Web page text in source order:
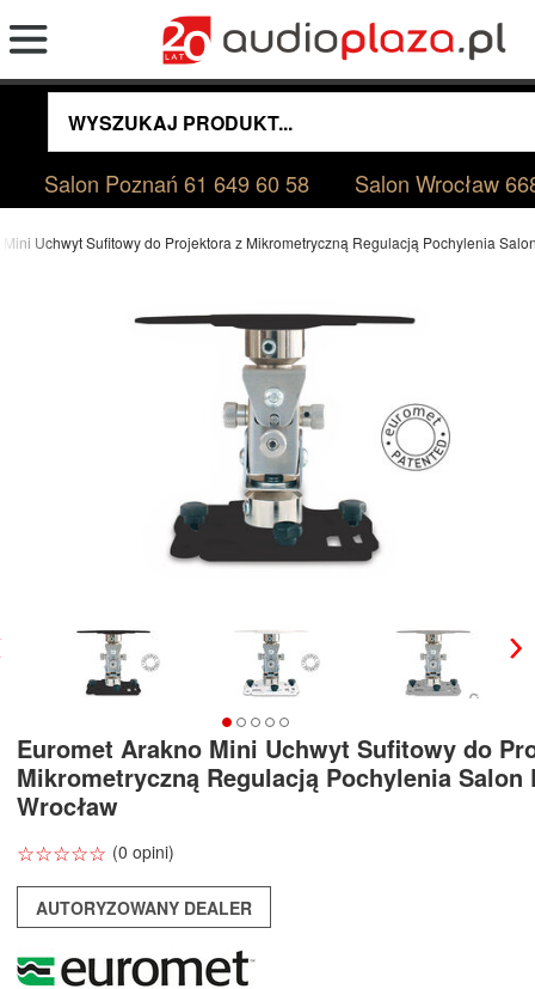
Salon Poznań61 649 60 58 Salon Wrocław
Uchwyt Sufitowy do Projektora z Mikrometryczną Regulacją Pochylenia
Euromet Arakno Mini Uchwyt Sufitowy do
Mikrometryczną Regulacją Pochylenia Salon
Wrocław
☆☆☆☆☆
★★★★★ (0 opini)
AUTORYZOWANY DEALER